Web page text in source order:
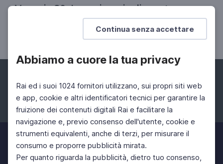
Continua senza accettare
Abbiamo a cuore la tua privacy
Rai ed i suoi 1024 fornitori utilizzano, sui propri siti web
e app, cookie e altri identificatori tecnici per garantire la
fruizione dei contenuti digitali Rai e facilitare la
navigazione e, previo consenso dell'utente, cookie e
strumenti equivalenti, anche di terzi, per misurare il
consumo e proporre pubblicità mirata.
Per quanto riguarda la pubblicità, dietro tuo consenso,
Venezia 80. La cerimonia di apertura
Leone d'oro alla Carriera a Liliana Cavani
Facebook Instagram Twitter